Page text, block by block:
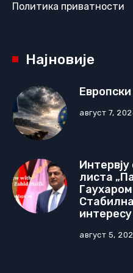
Политика приватности
Најновије
август 7,
листа
Стабилна
август 5,